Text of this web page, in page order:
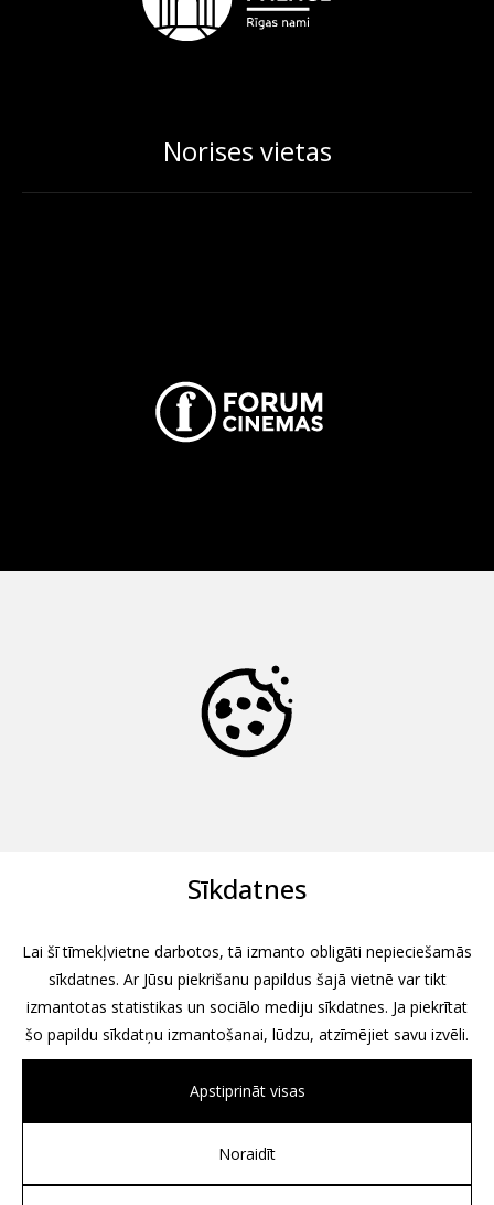
Norises vietas
All rights reserved, 2026
Sīkdatnes
Lai šī tīmekļvietne darbotos, tā izmanto obligāti nepieciešamās
sīkdatnes. Ar Jūsu piekrišanu papildus šajā vietnē var tikt
izmantotas statistikas un sociālo mediju sīkdatnes. Ja piekrītat
šo papildu sīkdatņu izmantošanai, lūdzu, atzīmējiet savu izvēli.
Apstiprināt visas
Noraidīt